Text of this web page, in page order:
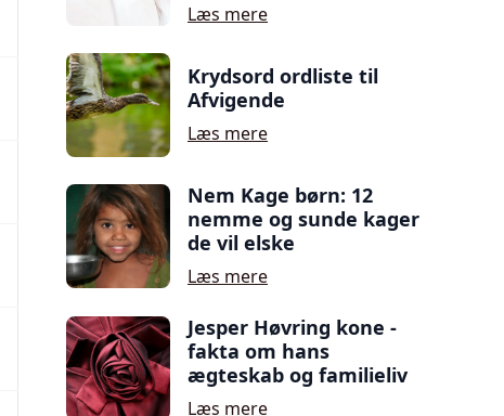
Læs mere
Krydsord ordliste til
Afvigende
Læs mere
Nem Kage børn: 12
nemme og sunde kager
de vil elske
Læs mere
Jesper Høvring kone -
fakta om hans
ægteskab og familieliv
Læs mere